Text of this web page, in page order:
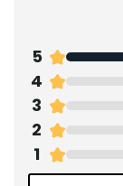
5
4
3
2
1